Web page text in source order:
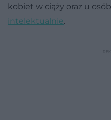
kobiet w ciąży oraz u osób
intelektualnie.